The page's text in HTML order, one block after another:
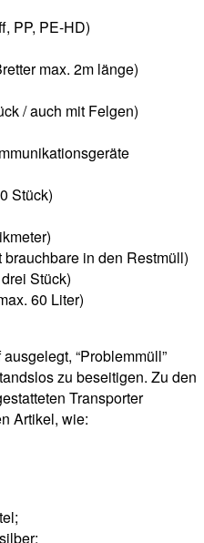
PP, PE-HD)
max. 2m länge)
/ auch mit Felgen)
Stück)
in den Restmüll)
Stück)
60 Liter)
“Problemmüll”
zu beseitigen. Zu den
Transporter
Artikel, wie: